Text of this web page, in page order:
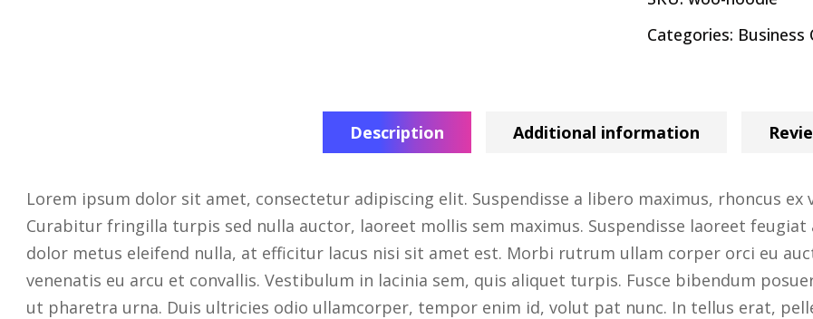
Categories: Business
Description Additional information
Lorem ipsum dolor sit amet, consectetur adipiscing elit. Suspendisse a libero maximus, rhoncus
Curabitur fringilla turpis sed nulla auctor, laoreet mollis sem maximus. Suspendisse laoreet feugiat
dolor metus eleifend nulla, at efficitur lacus nisi sit amet est. Morbi rutrum ullam corper orci eu
venenatis eu arcu et convallis. Vestibulum in lacinia sem, quis aliquet turpis. Fusce bibendum
ut pharetra urna. Duis ultricies odio ullamcorper, tempor enim id, volut pat nunc. In tellus erat,